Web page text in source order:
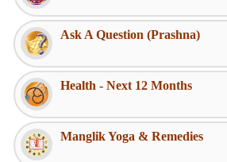
Ask A Question (Prashna)
Health - Next 12 Months
Manglik Yoga & Remedies